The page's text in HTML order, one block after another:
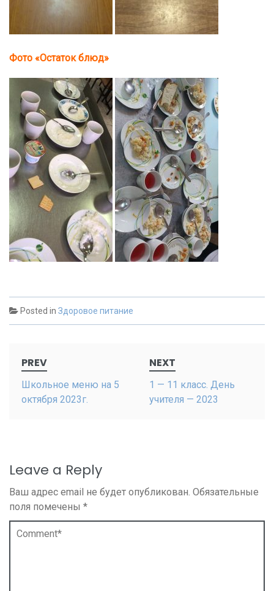
Фото «Остаток блюд»
Posted in Здоровое питание
navigation
PREV
Школьное меню на 5
октября 2023г.
NEXT
1 — 11 класс. День
учителя — 2023
Leave a Reply
Ваш адрес email не будет опубликован. Обязательные
поля помечены *